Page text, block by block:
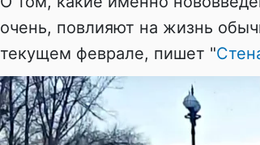
очень, повлияют на жизнь
текущем феврале, пишет "